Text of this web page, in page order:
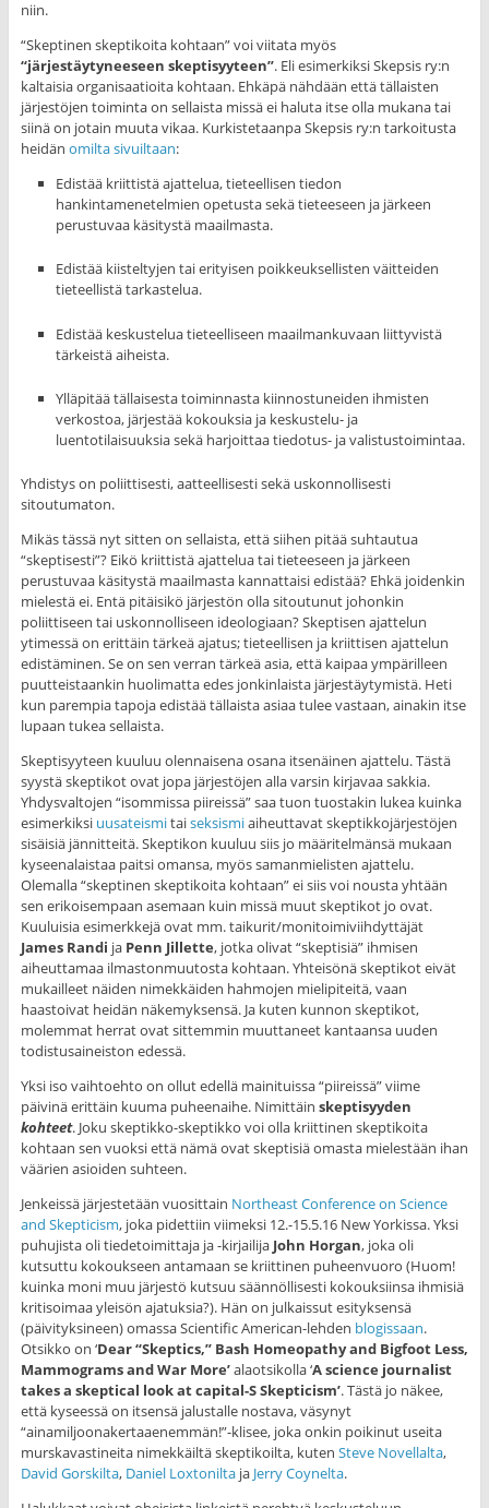
niin.
“Skeptinen skeptikoita kohtaan” voi viitata myös
“järjestäytyneeseen skeptisyyteen”. Eli esimerkiksi Skepsis ry:n
kaltaisia organisaatioita kohtaan. Ehkäpä nähdään että tällaisten
järjestöjen toiminta on sellaista missä ei haluta itse olla mukana tai
siinä on jotain muuta vikaa. Kurkistetaanpa Skepsis ry:n tarkoitusta
heidän omilta sivuiltaan:
Edistää kriittistä ajattelua, tieteellisen tiedon
hankintamenetelmien opetusta sekä tieteeseen ja järkeen
perustuvaa käsitystä maailmasta.
Edistää kiisteltyjen tai erityisen poikkeuksellisten väitteiden
tieteellistä tarkastelua.
Edistää keskustelua tieteelliseen maailmankuvaan liittyvistä
tärkeistä aiheista.
Ylläpitää tällaisesta toiminnasta kiinnostuneiden ihmisten
verkostoa, järjestää kokouksia ja keskustelu- ja
luentotilaisuuksia sekä harjoittaa tiedotus- ja valistustoimintaa.
Yhdistys on poliittisesti, aatteellisesti sekä uskonnollisesti
sitoutumaton.
Mikäs tässä nyt sitten on sellaista, että siihen pitää suhtautua
“skeptisesti”? Eikö kriittistä ajattelua tai tieteeseen ja järkeen
perustuvaa käsitystä maailmasta kannattaisi edistää? Ehkä joidenkin
mielestä ei. Entä pitäisikö järjestön olla sitoutunut johonkin
poliittiseen tai uskonnolliseen ideologiaan? Skeptisen ajattelun
ytimessä on erittäin tärkeä ajatus; tieteellisen ja kriittisen ajattelun
edistäminen. Se on sen verran tärkeä asia, että kaipaa ympärilleen
puutteistaankin huolimatta edes jonkinlaista järjestäytymistä. Heti
kun parempia tapoja edistää tällaista asiaa tulee vastaan, ainakin itse
lupaan tukea sellaista.
Skeptisyyteen kuuluu olennaisena osana itsenäinen ajattelu. Tästä
syystä skeptikot ovat jopa järjestöjen alla varsin kirjavaa sakkia.
Yhdysvaltojen “isommissa piireissä” saa tuon tuostakin lukea kuinka
esimerkiksi uusateismitaiseksismiaiheuttavat skeptikkojärjestöjen
sisäisiä jännitteitä. Skeptikon kuuluu siis jo määritelmänsä mukaan
kyseenalaistaa paitsi omansa, myös samanmielisten ajattelu.
Olemalla “skeptinen skeptikoita kohtaan” ei siis voi nousta yhtään
sen erikoisempaan asemaan kuin missä muut skeptikot jo ovat.
Kuuluisia esimerkkejä ovat mm. taikurit/monitoimiviihdyttäjät
James Randi ja Penn Jillette, jotka olivat “skeptisiä” ihmisen
aiheuttamaa ilmastonmuutosta kohtaan. Yhteisönä skeptikot eivät
mukailleet näiden nimekkäiden hahmojen mielipiteitä, vaan
haastoivat heidän näkemyksensä. Ja kuten kunnon skeptikot,
molemmat herrat ovat sittemmin muuttaneet kantaansa uuden
todistusaineiston edessä.
Yksi iso vaihtoehto on ollut edellä mainituissa “piireissä” viime
päivinä erittäin kuuma puheenaihe. Nimittäin skeptisyyden
kohteet. Joku skeptikko-skeptikko voi olla kriittinen skeptikoita
kohtaan sen vuoksi että nämä ovat skeptisiä omasta mielestään ihan
väärien asioiden suhteen.
Jenkeissä järjestetään vuosittain Northeast Conference on Science
and Skepticism, joka pidettiin viimeksi 12.-15.5.16 New Yorkissa. Yksi
puhujista oli tiedetoimittaja ja -kirjailija John Horgan, joka oli
kutsuttu kokoukseen antamaan se kriittinen puheenvuoro (Huom!
kuinka moni muu järjestö kutsuu säännöllisesti kokouksiinsa ihmisiä
kritisoimaa yleisön ajatuksia?). Hän on julkaissut esityksensä
(päivityksineen) omassa Scientific American-lehden blogissaan.
Otsikko on ‘Dear “Skeptics,” Bash Homeopathy and Bigfoot Less,
Mammograms and War More’alaotsikolla ‘A science journalist
takes a skeptical look at capital-S Skepticism’. Tästä jo näkee,
että kyseessä on itsensä jalustalle nostava, väsynyt
“ainamiljoonakertaaenemmän!”-klisee, joka onkin poikinut useita
murskavastineita nimekkäiltä skeptikoilta, kuten Steve Novellalta,
David Gorskilta, Daniel Loxtoniltaja Jerry Coynelta.